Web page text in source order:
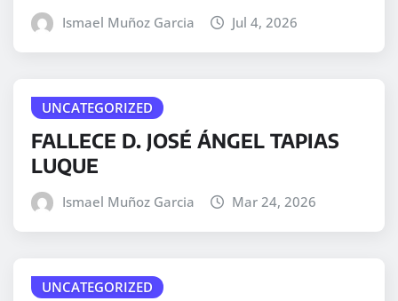
Ismael Muñoz Garcia Jul 4, 2026
UNCATEGORIZED
FALLECE D. JOSÉ ÁNGEL TAPIAS
LUQUE
Ismael Muñoz Garcia Mar 24, 2026
UNCATEGORIZED